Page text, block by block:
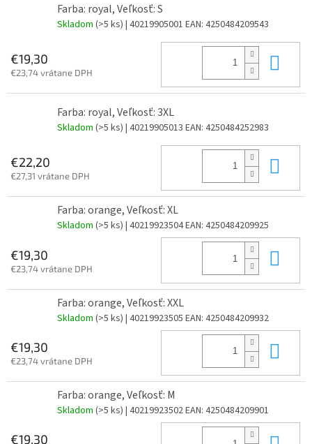
Farba: royal, Veľkosť: S
Skladom (>5 ks) | 40219905001 EAN: 4250484209543
€19,30
€23,74 vrátane DPH
Farba: royal, Veľkosť: 3XL
Skladom (>5 ks) | 40219905013 EAN: 4250484252983
€22,20
€27,31 vrátane DPH
Farba: orange, Veľkosť: XL
Skladom (>5 ks) | 40219923504EAN: 4250484209925
€19,30
€23,74 vrátane DPH
Farba: orange, Veľkosť: XXL
Skladom (>5 ks) | 40219923505 EAN: 4250484209932
€19,30
€23,74 vrátane DPH
Farba: orange, Veľkosť: M
Skladom (>5 ks) | 40219923502EAN: 4250484209901
€19,30